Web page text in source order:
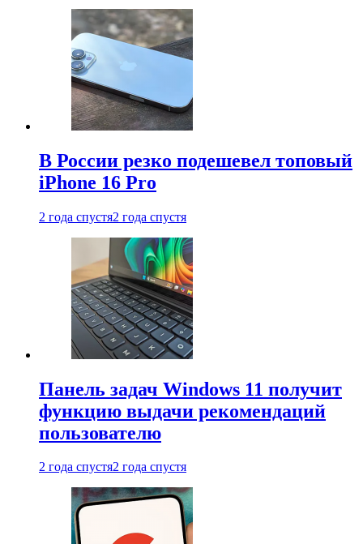
В России резко подешевел топовый
iPhone 16 Pro
2 года спустя2 года спустя
Панель задач Windows 11 получит
функцию выдачи рекомендаций
пользователю
2 года спустя2 года спустя